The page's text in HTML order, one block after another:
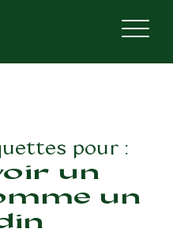
pour :
un
un